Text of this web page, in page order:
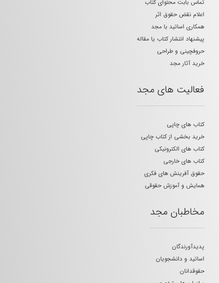
تماس بابت محتوای کتاب
اعلام نقض حقوق اثر
همکاری اساتید با مجد
پیشنهاد انتشار کتاب یا مقاله
حروفچینی و طراحی
خرید آثار مجد
فعالیت های مجد
کتاب های چاپی
خرید بخشی از کتاب چاپی
کتاب های الکترونیکی
کتاب های خارجی
حقوق آفرینش های فکری
همایش و آموزش حقوقی
مخاطبان مجد
پدیدآورندگان
اساتید و دانشجویان
حقوقدانان